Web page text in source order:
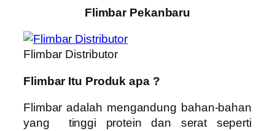
Flimbar Pekanbaru
Flimbar Distributor
Flimbar Itu Produk apa ?
Flimbar adalah mengandung bahan-bahan
yang tinggi protein dan serat seperti